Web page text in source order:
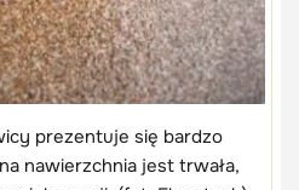
prezentuje się bardzo
nawierzchnia jest trwała,